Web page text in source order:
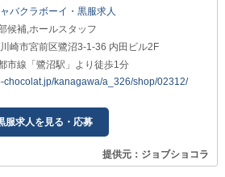
バクラボーイ・黒服求人
候補,ホールスタッフ
川崎市宮前区鷺沼3-1-36 内田ビル2F
市線「鷺沼駅」より徒歩1分
chocolat.jp/kanagawa/a_326/shop/02312/
服求人を見る・応募
提供元：ジョブショコラ